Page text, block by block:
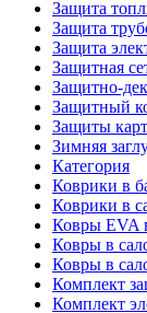
Защита
Защита
Защита
Защитная
Защитно-
Защитный
Защиты
Зимняя
Категория
Коврики в
Коврики в
Ковры EVA
Ковры в
Ковры в
Комплект
Комплект